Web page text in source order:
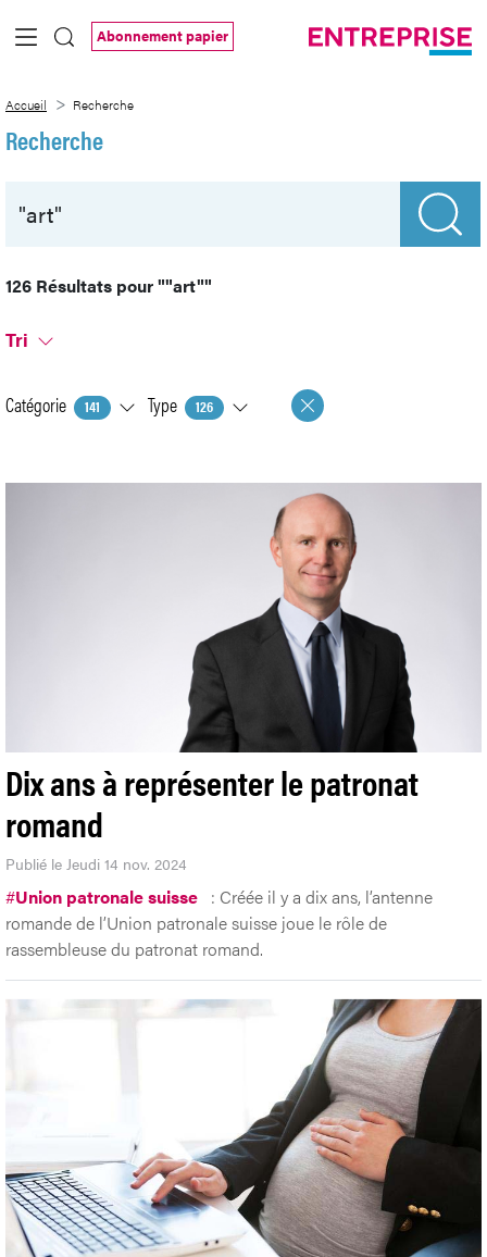
Saut au contenu principal
Abonnement papier
Accueil Recherche
Recherche
126 Résultats pour""art""
Tri
Catégorie 141 Type 126
Dix ans à représenter le patronat
romand
Publié le Jeudi 14 nov. 2024
#Union patronale suisse : Créée il y a dix ans, l’antenne
romande de l’Union patronale suisse joue le rôle de
rassembleuse du patronat romand.